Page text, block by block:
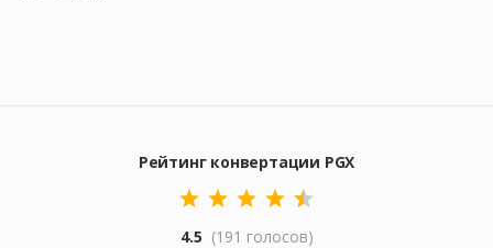
Рейтинг конвертации PGX
4.5 (191 голосов)